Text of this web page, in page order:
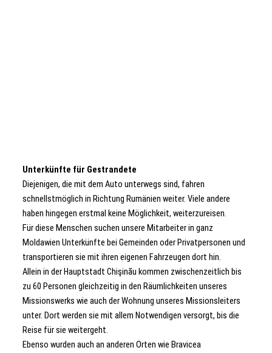
Unterkünfte für Gestrandete
Diejenigen, die mit dem Auto unterwegs sind, fahren
schnellstmöglich in Richtung Rumänien weiter. Viele andere
haben hingegen erstmal keine Möglichkeit, weiterzureisen.
Für diese Menschen suchen unsere Mitarbeiter in ganz
Moldawien Unterkünfte bei Gemeinden oder Privatpersonen und
transportieren sie mit ihren eigenen Fahrzeugen dort hin.
Allein in der Hauptstadt Chişinău kommen zwischenzeitlich bis
zu 60 Personen gleichzeitig in den Räumlichkeiten unseres
Missionswerks wie auch der Wohnung unseres Missionsleiters
unter. Dort werden sie mit allem Notwendigen versorgt, bis die
Reise für sie weitergeht.
Ebenso wurden auch an anderen Orten wie Bravicea